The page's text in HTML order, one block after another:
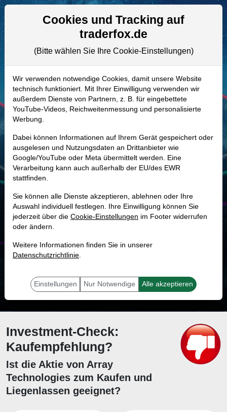
Aktien- und Artikelsuche
A2QFA4 | ARRY–Array
Technologies Aktie
Realtime-Aktienkurs:
- - -
-
Marktkapitalisierung 854,62 Mio. USD
Unternehmenswert
Umsatz 1,28 Mrd. USD
41.0 %
mit dieser Aktie erfolgreich sein.
Investment-Check:
Kaufempfehlung?
Ist die Aktie von Array
Technologies zum Kaufen und
Liegenlassen geeignet?
Cookies und Tracking auf
traderfox.de
(Bitte wählen Sie Ihre Cookie-Einstellungen)
Wir verwenden notwendige Cookies, damit unsere Website
technisch funktioniert. Mit Ihrer Einwilligung verwenden wir
außerdem Dienste von Partnern, z. B. für eingebettete
YouTube-Videos, Reichweitenmessung und personalisierte
Werbung.
Dabei können Informationen auf Ihrem Gerät gespeichert oder
ausgelesen und Nutzungsdaten an Drittanbieter wie
Google/YouTube oder Meta übermittelt werden. Eine
Verarbeitung kann auch außerhalb der EU/des EWR
stattfinden.
Sie können alle Dienste akzeptieren, ablehnen oder Ihre
Auswahl individuell festlegen. Ihre Einwilligung können Sie
jederzeit über die Cookie-Einstellungen im Footer widerrufen
oder ändern.
Weitere Informationen finden Sie in unserer
Datenschutzrichtlinie.
Einstellungen Nur Notwendige Alle akzeptieren